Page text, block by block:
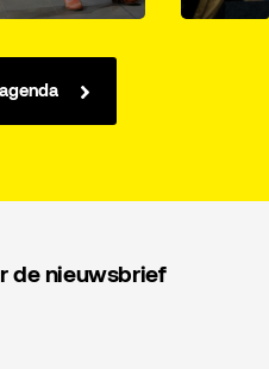
de nieuwsbrief